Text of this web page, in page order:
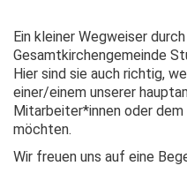
Ein kleiner Wegweiser
Gesamtkirchengemeinde
Hier sind sie auch richtig,
einer/einem unserer
Mitarbeiter*innen oder
möchten.
Wir freuen uns auf eine